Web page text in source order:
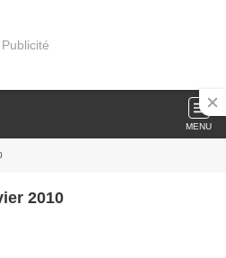
Publicité
MENU
2010